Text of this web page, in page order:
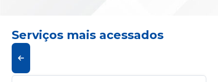
Serviços mais acessados